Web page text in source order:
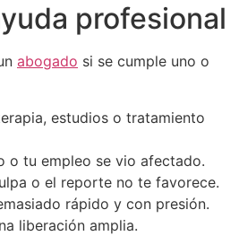
profesional
abogado si se cumple uno o
estudios o tratamiento
o tu empleo se vio afectado.
o el reporte no te favorece.
rápido y con presión.
liberación amplia.